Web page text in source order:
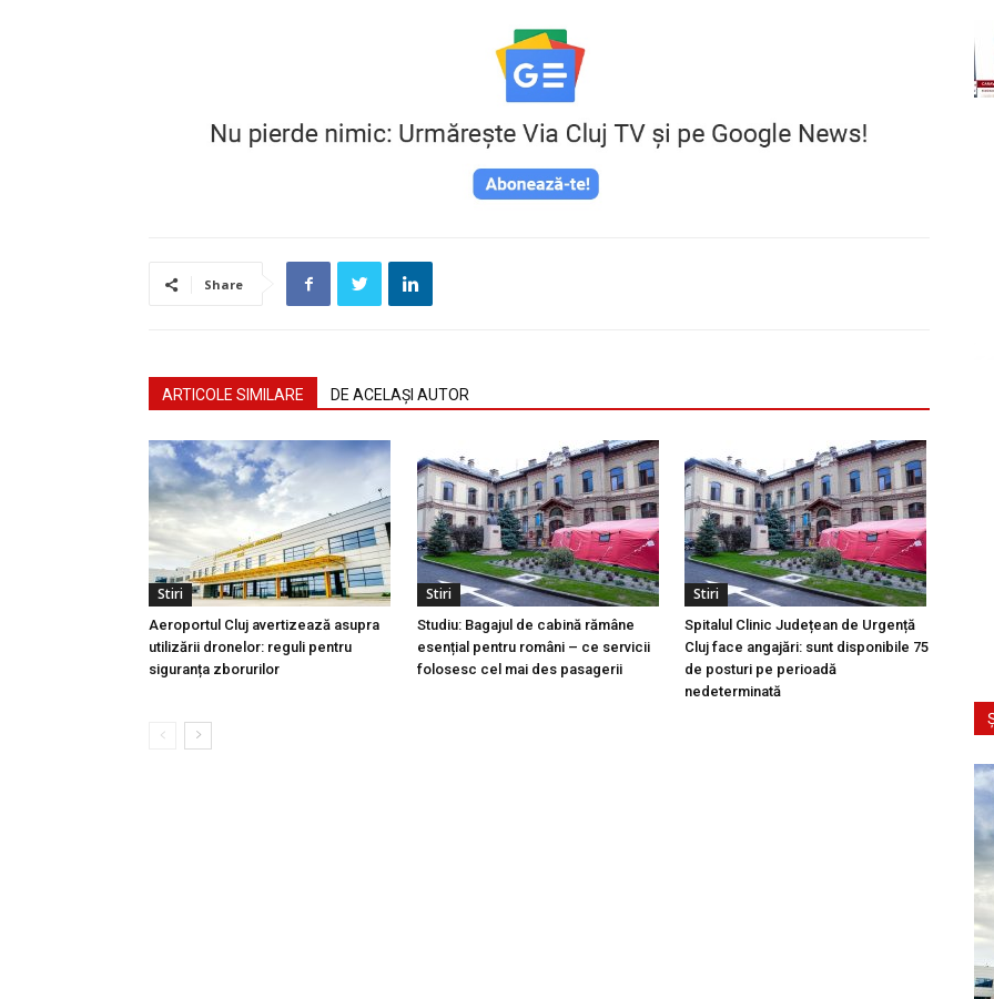
Share
ARTICOLE SIMILARE DE ACELAȘI AUTOR
Stiri
Aeroportul Cluj avertizează asupra
utilizării dronelor: reguli pentru
siguranța zborurilor
Stiri
Studiu: Bagajul de cabină rămâne
esențial pentru români – ce servicii
folosesc cel mai des pasagerii
Stiri
Spitalul Clinic Județean de Urgență
Cluj face angajări: sunt disponibile 75
de posturi pe perioadă
nedeterminată